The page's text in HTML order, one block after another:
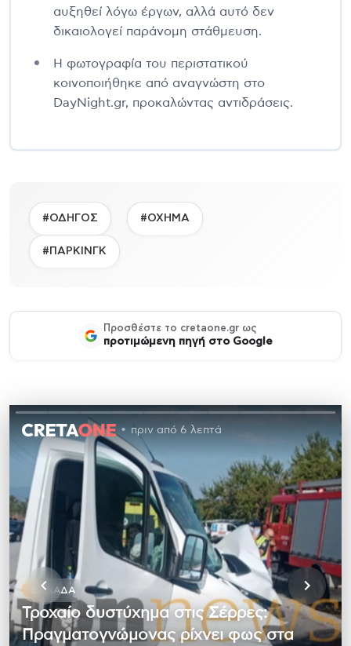
αυξηθεί λόγω έργων, αλλά αυτό δεν
δικαιολογεί παράνομη στάθμευση.
Η φωτογραφία του περιστατικού
κοινοποιήθηκε από αναγνώστη στο
DayNight.gr, προκαλώντας αντιδράσεις.
#ΟΔΗΓΟΣ #ΟΧΗΜΑ
#ΠΑΡΚΙΝΓΚ
Προσθέστε το cretaone.gr ως
προτιμώμενη πηγή στο Google
πριν από 6 λεπτά
ΕΛΛΆΔΑ
Τροχαίο δυστύχημα στις Σέρρες:
Πραγματογνώμονας ρίχνει φως στα